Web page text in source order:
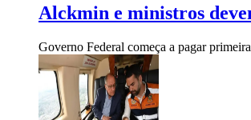
Alckmin e ministros
Governo Federal começa a pagar